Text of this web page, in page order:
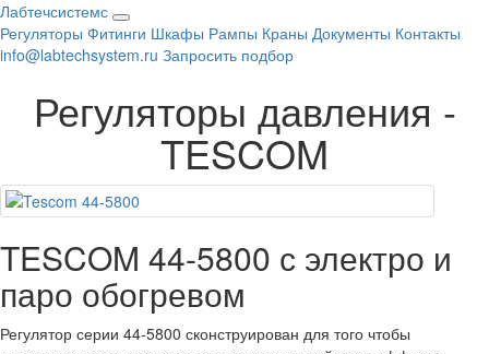
Лабтечсистемс
Открыть
меню
Регуляторы Фитинги Шкафы Рампы Краны Документы Контакты
info@labtechsystem.ru Запросить подбор
Регуляторы давления -
TESCOM
TESCOM 44-5800 с электро и
паро обогревом
Регулятор серии 44-5800 сконструирован для того чтобы